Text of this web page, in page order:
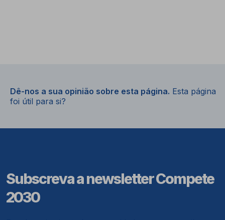
Dê-nos a sua opinião sobre esta página. Esta página
foi útil para si?
Subscreva a newsletter Compete
2030